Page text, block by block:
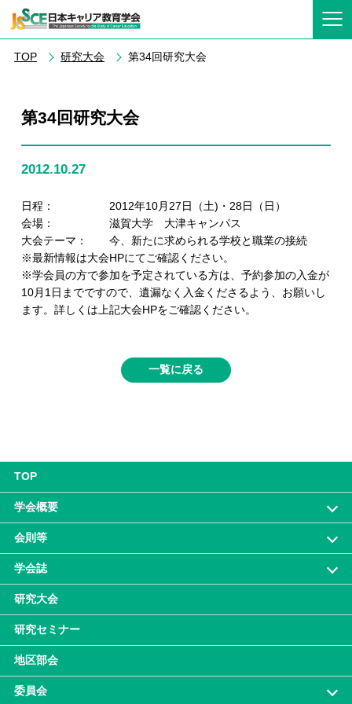
TOP 研究大会 第34回研究大会
第34回研究大会
2012.10.27
日程： 2012年10月27日（土)・28日（日）
会場： 滋賀大学 大津キャンパス
大会テーマ： 今、新たに求められる学校と職業の接続
※最新情報は大会HPにてご確認ください。
※学会員の方で参加を予定されている方は、予約参加の入金が
10月1日までですので、遺漏なく入金くださるよう、お願いし
ます。詳しくは上記大会HPをご確認ください。
一覧に戻る
TOP
学会概要
会則等
学会誌
研究大会
研究セミナー
地区部会
委員会